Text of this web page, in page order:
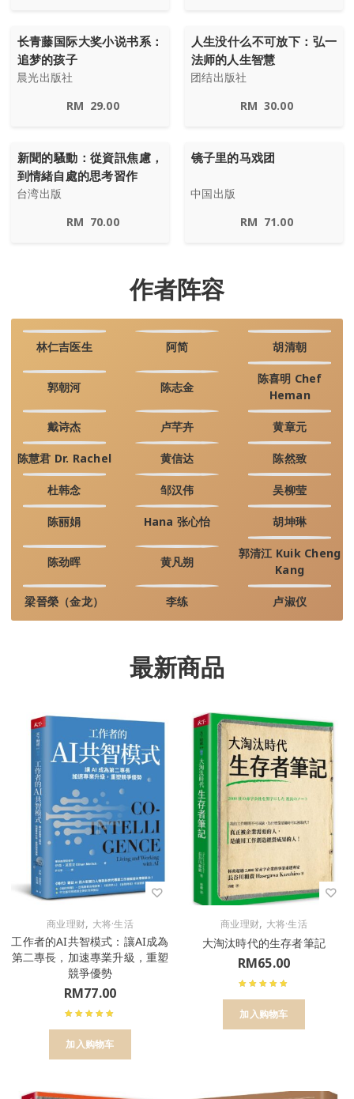
长青藤国际大奖小说书系：
追梦的孩子
晨光出版社
RM 29.00
人生没什么不可放下：弘一
法师的人生智慧
团结出版社
RM 30.00
新聞的騷動：從資訊焦慮，
到情緒自處的思考習作
台湾出版
RM 70.00
镜子里的马戏团
中国出版
RM 71.00
作者阵容
林仁吉医生 阿简 胡清朝
郭朝河 陈志金
陈喜明 Chef
Heman
戴诗杰 卢芊卉 黄章元
陈慧君 Dr. Rachel 黄信达 陈然致
杜韩念 邹汉伟 吴柳莹
陈丽娟 Hana 张心怡 胡坤琳
陈劲晖 黄凡朔
郭清江 Kuik Cheng
Kang
梁晉榮（金龙） 李练 卢淑仪
最新商品
商业理财, 大将·生活
工作者的AI共智模式：讓AI成為
第二專長，加速專業升級，重塑
競爭優勢
RM77.00
加入购物车
商业理财, 大将·生活
大淘汰時代的生存者筆記
RM65.00
加入购物车